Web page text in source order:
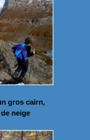
gros cairn,
neige